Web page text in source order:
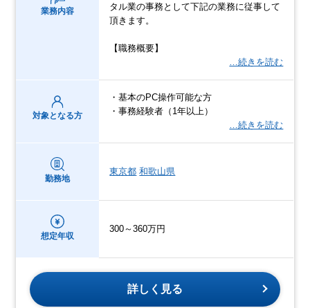
業務内容
タル業の事務として下記の業務に従事して
頂きます。
【職務概要】
…続きを読む
対象となる方
・基本のPC操作可能な方
・事務経験者（1年以上）
…続きを読む
勤務地
東京都 和歌山県
想定年収
300～360万円
詳しく見る